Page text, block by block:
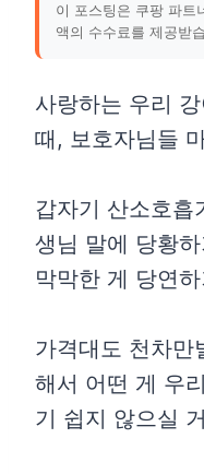
이 포스팅은 쿠팡 파트
액의 수수료를 제공받
사랑하는 우리
때, 보호자님들
갑자기 산소호흡
생님 말에 당황
막막한 게 당연
가격대도 천차만
해서 어떤 게 우
기 쉽지 않으실